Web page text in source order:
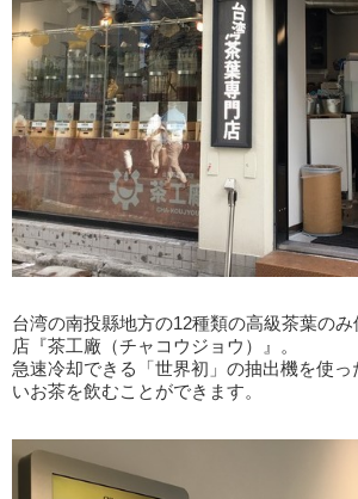
台湾の南投縣地方の12種類の高級茶葉の
店『茶工廠（チャコウジョウ）』。
急速冷却できる「世界初」の抽出機を使
いお茶を飲むことができます。